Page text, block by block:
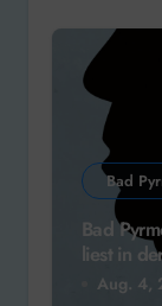
Bad
Bad
liest in
Aug. 4,